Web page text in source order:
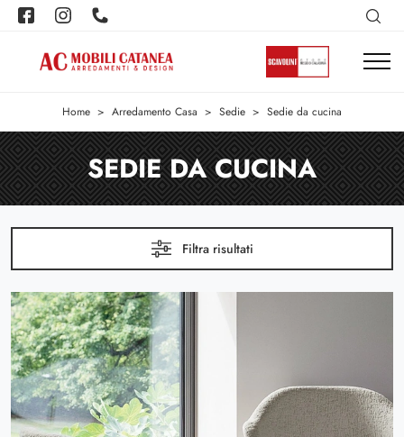
Home > Arredamento Casa > Sedie > Sedie da cucina
SEDIE DA CUCINA
Filtra risultati